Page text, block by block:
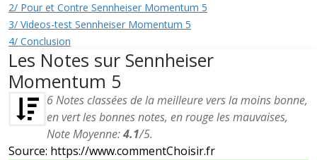
2/ Pour et Contre Sennheiser Momentum 5
3/ Videos-test Sennheiser Momentum 5
4/ Conclusion
Les Notes sur Sennheiser
Momentum 5
6Notes classées de la meilleure vers la moins bonne,
en vert les bonnes notes, en rouge les mauvaises,
Note Moyenne:4.1/5.
Source: https://www.commentChoisir.fr